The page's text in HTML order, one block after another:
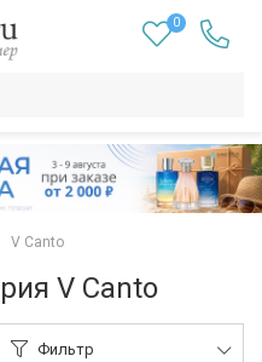
0
V Canto
V Canto
Фильтр